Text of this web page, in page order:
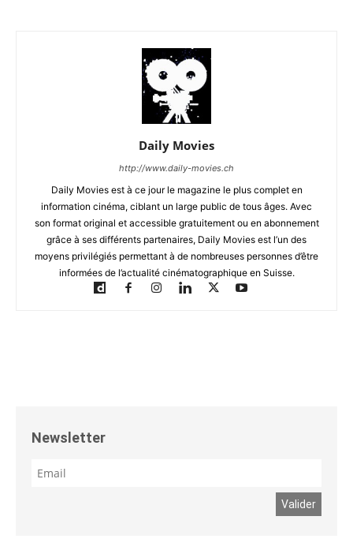
Daily Movies
http://www.daily-movies.ch
Daily Movies est à ce jour le magazine le plus complet en
information cinéma, ciblant un large public de tous âges. Avec
son format original et accessible gratuitement ou en abonnement
grâce à ses différents partenaires, Daily Movies est l’un des
moyens privilégiés permettant à de nombreuses personnes d’être
informées de l’actualité cinématographique en Suisse.
Newsletter